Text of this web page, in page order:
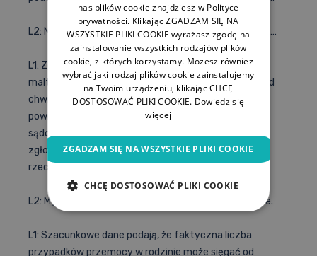
L2: Masz na myśli przeniesiony zespół Münchhausena…
L1: Zgadza się. Co jeszcze ważne! Te formy
maltretowania dzieci, o których powiedzieliśmy przed
chwilą, nie wykluczają się, a nierzadko są ze sobą
powiązane. Przejdźmy teraz do liczb… Statystyki
sądowe rejestrują rocznie w Polsce zaledwie kilkaset
zgłoszeń znęcania się nad dziećmi. Myślisz, że to
rzeczywiste liczby?
L2: Myślę, że w rzeczywistości liczby są dużo większe.
L1: Szacunkowe dane podają, że faktyczna liczba
przypadków przemocy w rodzinie może sięgać od
nas plików cookie znajdziesz w Polityce
prywatności. Klikając ZGADZAM SIĘ NA
WSZYSTKIE PLIKI COOKIE wyrażasz zgodę na
zainstalowanie wszystkich rodzajów plików
cookie, z których korzystamy. Możesz również
wybrać jaki rodzaj plików cookie zainstalujemy
na Twoim urządzeniu, klikając CHCĘ
DOSTOSOWAĆ PLIKI COOKIE. Dowiedz się
więcej
ZGADZAM SIĘ NA WSZYSTKIE PLIKI COOKIE
CHCĘ DOSTOSOWAĆ PLIKI COOKIE